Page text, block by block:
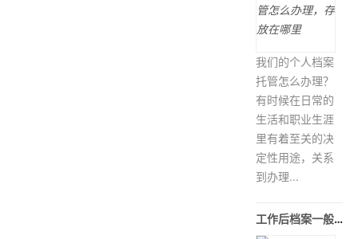
我们的个人档案
托管怎么办理？
有时候在日常的
生活和职业生涯
里有着至关的决
定性用途，关系
到办理...
工作后档案一般放在当地什么地方保